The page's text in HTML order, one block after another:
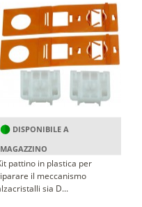
DISPONIBILE A
MAGAZZINO
pattino in plastica per
il meccanismo
sia D...